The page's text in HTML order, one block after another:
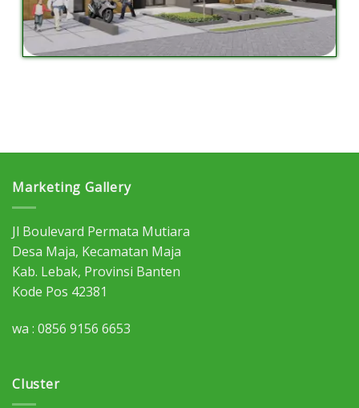
Marketing Gallery
Jl Boulevard Permata Mutiara
Desa Maja, Kecamatan Maja
Kab. Lebak, Provinsi Banten
Kode Pos 42381
wa : 0856 9156 6653
Cluster